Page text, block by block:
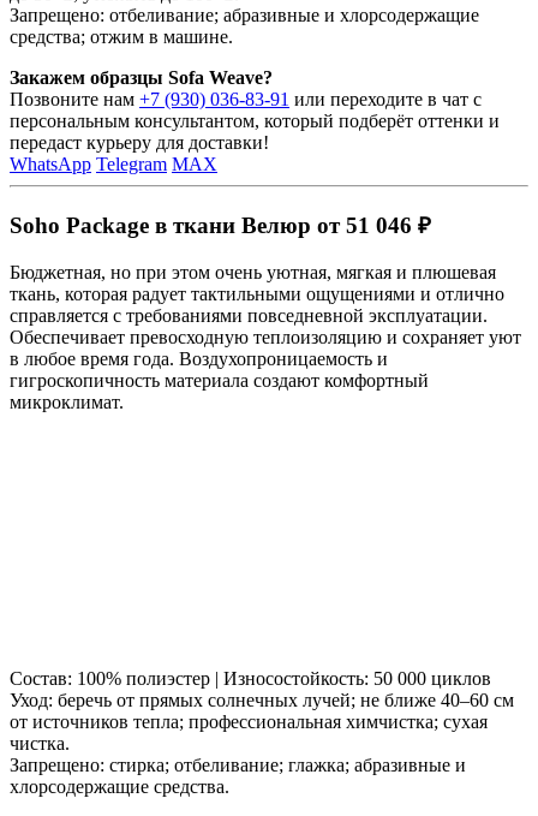
Запрещено: отбеливание; абразивные и хлорсодержащие
средства; отжим в машине.
Закажем образцы Sofa Weave?
Позвоните нам +7 (930) 036-83-91 или переходите в чат с
персональным консультантом, который подберёт оттенки и
передаст курьеру для доставки!
WhatsApp Telegram MAX
Soho Package в ткани Велюр от 51 046 ₽
Бюджетная, но при этом очень уютная, мягкая и плюшевая
ткань, которая радует тактильными ощущениями и отлично
справляется с требованиями повседневной эксплуатации.
Обеспечивает превосходную теплоизоляцию и сохраняет уют
в любое время года. Воздухопроницаемость и
гигроскопичность материала создают комфортный
микроклимат.
Состав: 100% полиэстер | Износостойкость: 50 000 циклов
Уход: беречь от прямых солнечных лучей; не ближе 40–60 см
от источников тепла; профессиональная химчистка; сухая
чистка.
Запрещено: стирка; отбеливание; глажка; абразивные и
хлорсодержащие средства.